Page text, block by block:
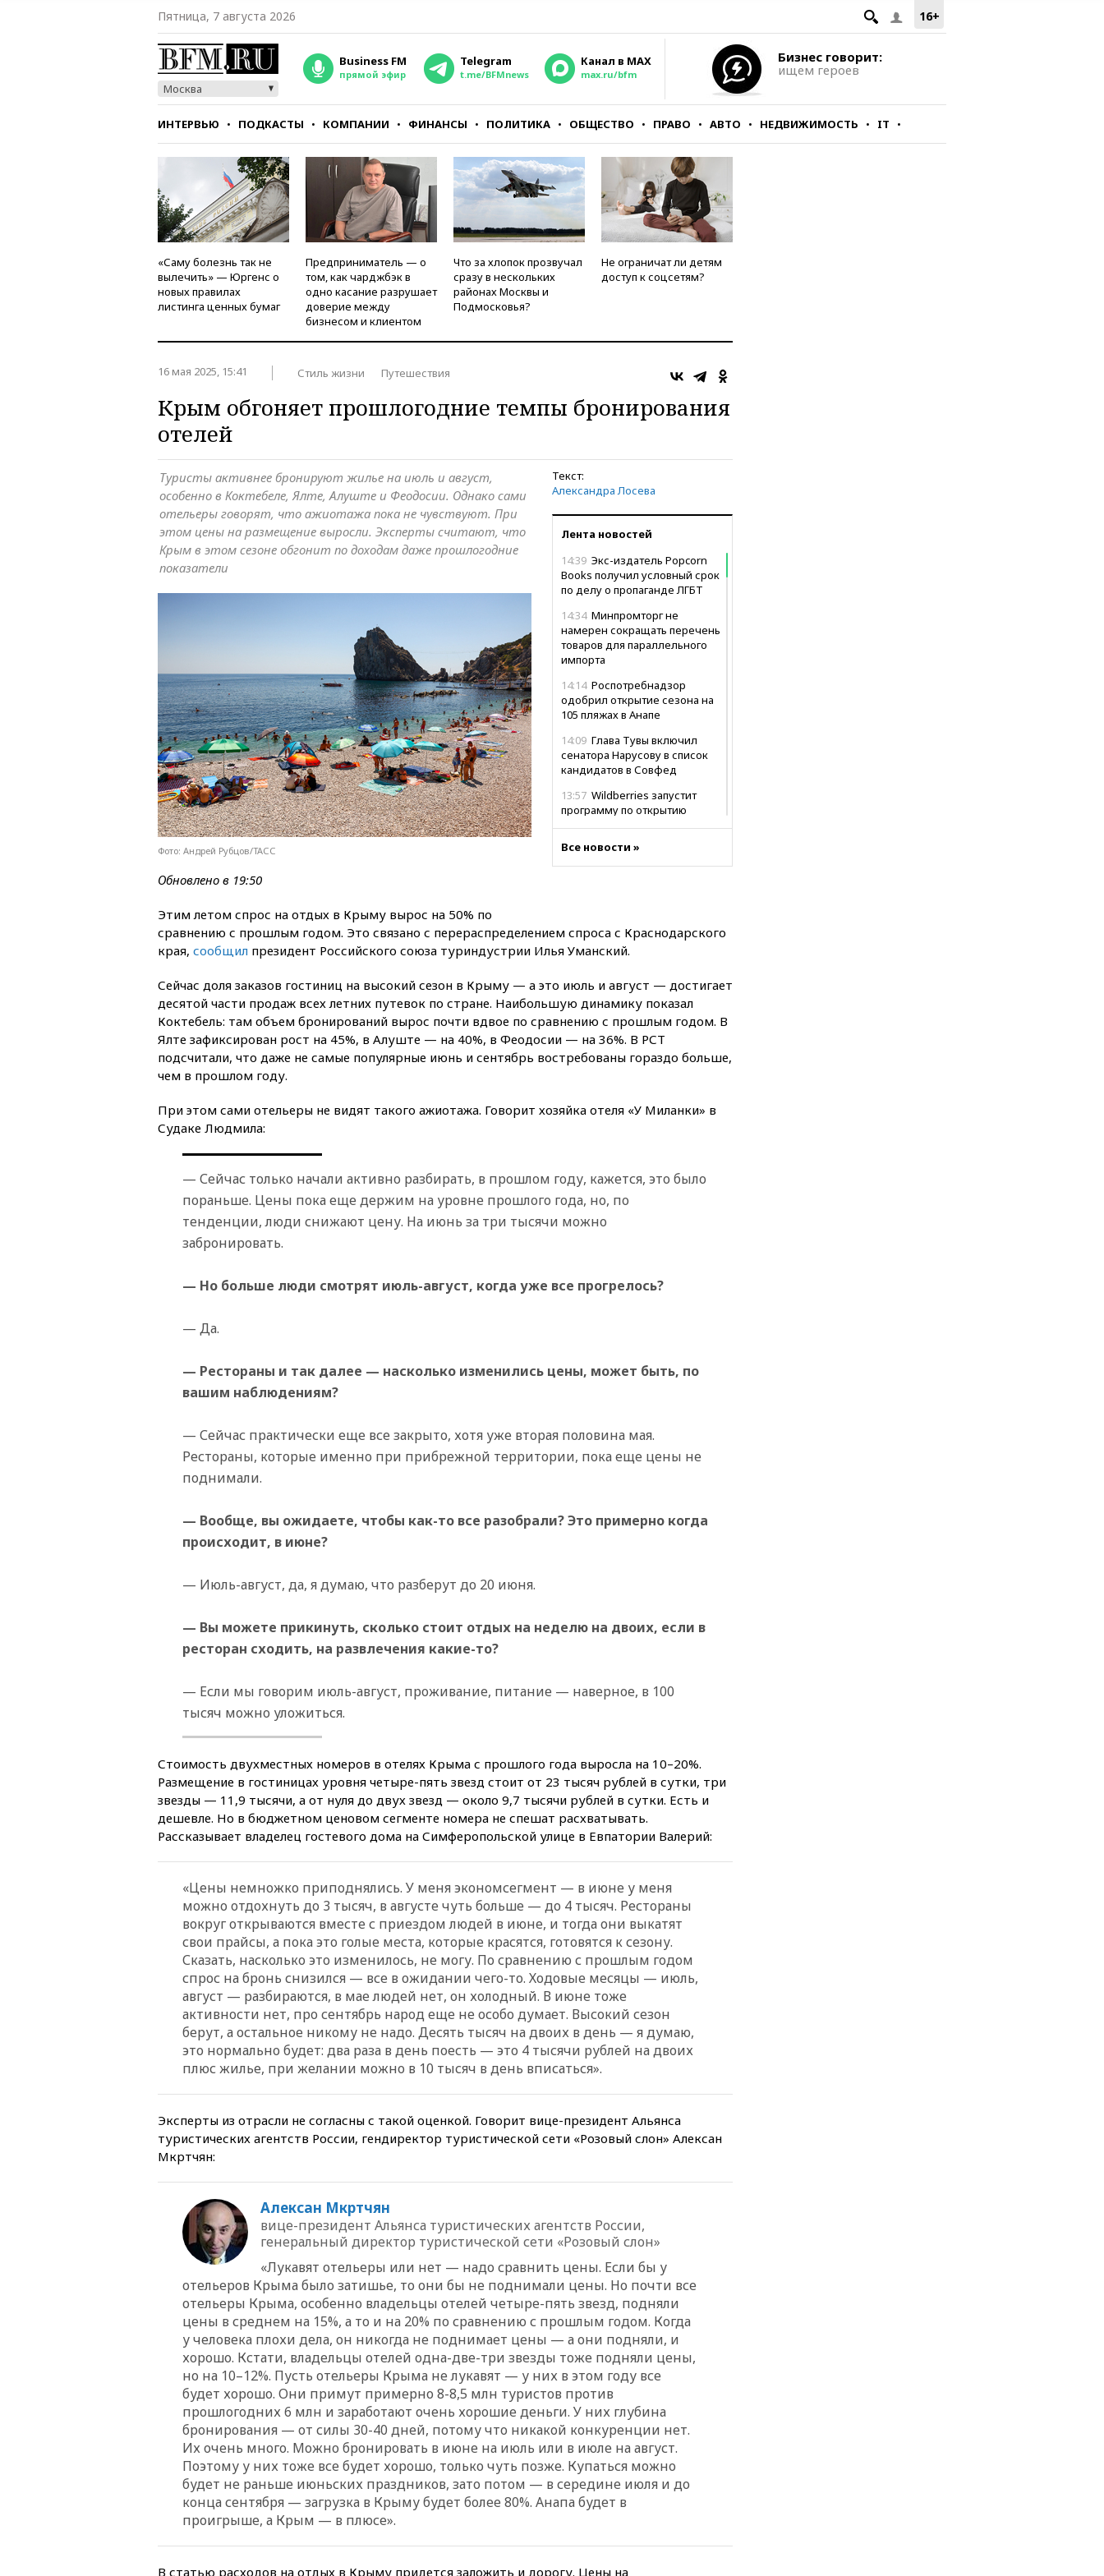
16+
Пятница, 7 августа 2026
Москва
Business FM
прямой эфир
Telegram
t.me/BFMnews
Канал в MAX
max.ru/bfm
Бизнес говорит:
ищем героев
ИНТЕРВЬЮ ПОДКАСТЫ КОМПАНИИ ФИНАНСЫ ПОЛИТИКА ОБЩЕСТВО ПРАВО АВТО НЕДВИЖИМОСТЬ IT
СТИЛЬ ТЕСТЫ
«Саму болезнь так не
вылечить» — Юргенс о
новых правилах
листинга ценных бумаг
Предприниматель — о
том, как чарджбэк в
одно касание разрушает
доверие между
бизнесом и клиентом
Что за хлопок прозвучал
сразу в нескольких
районах Москвы и
Подмосковья?
Не ограничат ли детям
доступ к соцсетям?
16 мая 2025, 15:41 Стиль жизни Путешествия
Крым обгоняет прошлогодние темпы бронирования
отелей
Текст:
Александра Лосева
Лента новостей
14:39 Экс-издатель Popcorn
Books получил условный срок
по делу о пропаганде ЛГБТ
14:34 Минпромторг не
намерен сокращать перечень
товаров для параллельного
импорта
14:14 Роспотребнадзор
одобрил открытие сезона на
105 пляжах в Анапе
14:09 Глава Тувы включил
сенатора Нарусову в список
кандидатов в Совфед
13:57 Wildberries запустит
программу по открытию
13:53 Сенаторы Аргентины
одобрили скандальный
вооружений США достигли
крайне низкого уровня
Верховный суд снять «Яблоко»
с выборов
13:11Путин обсудил с
президентом ОАЭ ситуацию в
Персидском заливе и на
выселить из квартиры
запустить групповые
безвизовые турпоездки для
12:30 Российские войска
Минцифры РФ не
планирует вводить
11:58Резаи: Иран не допустит
Ормузском проливе
громких взрывах
11:38 Шадаев исключил
При стрельбе в школе в
Таиланде погибли пять
соглашения с Индонезией и
Малайзией
11:04 «Ведомости»: на партию
«Яблоко» ополчились
конкуренты
10:59Торговые центры и кафе
раздавать питьевую воду
бесплатно
10:41Бывшая глава брокера
Mind Money Юлия Хандошко
признала свою вину
Пашинян: Армения
понимает невозможность
одновременного членства в
ЕС и ЕАЭС
10:21ФСБ задержала более
20 сотрудников пунктов
10:13Минтранс предлагает
тратить средства дорожных
нефтяным терминалам в
России
09:49WSJ: Трамп «сходит с
ума» из-за сообщений в СМИ
об истощении боеприпасов у
США
09:36Исландия и Черногория
в 2028 году могут войти в
состав Евросоюза
09:18 Пашинян сообщил о
приверженности Армении
основополагающим
принципам ЕАЭС
09:06Гендиректора
удмуртской «Ижавиа»
попросили уволиться
находится при смерти
08:22В Екатеринбурге
Все новости »
Туристы активнее бронируют жилье на июль и август,
особенно в Коктебеле, Ялте, Алуште и Феодосии. Однако сами
отельеры говорят, что ажиотажа пока не чувствуют. При
этом цены на размещение выросли. Эксперты считают, что
Крым в этом сезоне обгонит по доходам даже прошлогодние
показатели
Фото: Андрей Рубцов/ТАСС
Обновлено в 19:50
Этим летом спрос на отдых в Крыму вырос на 50% по
сравнению с прошлым годом. Это связано с перераспределением спроса с Краснодарского
края, сообщил президент Российского союза туриндустрии Илья Уманский.
Сейчас доля заказов гостиниц на высокий сезон в Крыму — а это июль и август — достигает
десятой части продаж всех летних путевок по стране. Наибольшую динамику показал
Коктебель: там объем бронирований вырос почти вдвое по сравнению с прошлым годом. В
Ялте зафиксирован рост на 45%, в Алуште — на 40%, в Феодосии — на 36%. В РСТ
подсчитали, что даже не самые популярные июнь и сентябрь востребованы гораздо больше,
чем в прошлом году.
При этом сами отельеры не видят такого ажиотажа. Говорит хозяйка отеля «У Миланки» в
Судаке Людмила:
— Сейчас только начали активно разбирать, в прошлом году, кажется, это было
пораньше. Цены пока еще держим на уровне прошлого года, но, по
тенденции, люди снижают цену. На июнь за три тысячи можно
забронировать.
— Но больше люди смотрят июль-август, когда уже все прогрелось?
— Да.
— Рестораны и так далее — насколько изменились цены, может быть, по
вашим наблюдениям?
— Сейчас практически еще все закрыто, хотя уже вторая половина мая.
Рестораны, которые именно при прибрежной территории, пока еще цены не
поднимали.
— Вообще, вы ожидаете, чтобы как-то все разобрали? Это примерно когда
происходит, в июне?
— Июль-август, да, я думаю, что разберут до 20 июня.
— Вы можете прикинуть, сколько стоит отдых на неделю на двоих, если в
ресторан сходить, на развлечения какие-то?
— Если мы говорим июль-август, проживание, питание — наверное, в 100
тысяч можно уложиться.
Стоимость двухместных номеров в отелях Крыма с прошлого года выросла на 10–20%.
Размещение в гостиницах уровня четыре-пять звезд стоит от 23 тысяч рублей в сутки, три
звезды — 11,9 тысячи, а от нуля до двух звезд — около 9,7 тысячи рублей в сутки. Есть и
дешевле. Но в бюджетном ценовом сегменте номера не спешат расхватывать.
Рассказывает владелец гостевого дома на Симферопольской улице в Евпатории Валерий:
«Цены немножко приподнялись. У меня экономсегмент — в июне у меня
можно отдохнуть до 3 тысяч, в августе чуть больше — до 4 тысяч. Рестораны
вокруг открываются вместе с приездом людей в июне, и тогда они выкатят
свои прайсы, а пока это голые места, которые красятся, готовятся к сезону.
Сказать, насколько это изменилось, не могу. По сравнению с прошлым годом
спрос на бронь снизился — все в ожидании чего-то. Ходовые месяцы — июль,
август — разбираются, в мае людей нет, он холодный. В июне тоже
активности нет, про сентябрь народ еще не особо думает. Высокий сезон
берут, а остальное никому не надо. Десять тысяч на двоих в день — я думаю,
это нормально будет: два раза в день поесть — это 4 тысячи рублей на двоих
плюс жилье, при желании можно в 10 тысяч в день вписаться».
Эксперты из отрасли не согласны с такой оценкой. Говорит вице-президент Альянса
туристических агентств России, гендиректор туристической сети «Розовый слон» Алексан
Мкртчян:
Алексан Мкртчян
вице-президент Альянса туристических агентств России,
генеральный директор туристической сети «Розовый слон»
«Лукавят отельеры или нет — надо сравнить цены. Если бы у
отельеров Крыма было затишье, то они бы не поднимали цены. Но почти все
отельеры Крыма, особенно владельцы отелей четыре-пять звезд, подняли
цены в среднем на 15%, а то и на 20% по сравнению с прошлым годом. Когда
у человека плохи дела, он никогда не поднимает цены — а они подняли, и
хорошо. Кстати, владельцы отелей одна-две-три звезды тоже подняли цены,
но на 10–12%. Пусть отельеры Крыма не лукавят — у них в этом году все
будет хорошо. Они примут примерно 8-8,5 млн туристов против
прошлогодних 6 млн и заработают очень хорошие деньги. У них глубина
бронирования — от силы 30-40 дней, потому что никакой конкуренции нет.
Их очень много. Можно бронировать в июне на июль или в июле на август.
Поэтому у них тоже все будет хорошо, только чуть позже. Купаться можно
будет не раньше июньских праздников, зато потом — в середине июля и до
конца сентября — загрузка в Крыму будет более 80%. Анапа будет в
проигрыше, а Крым — в плюсе».
В статью расходов на отдых в Крыму придется заложить и дорогу. Цены на